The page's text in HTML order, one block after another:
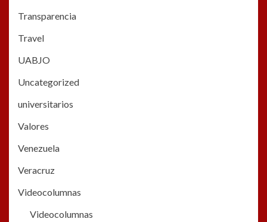
Transparencia
Travel
UABJO
Uncategorized
universitarios
Valores
Venezuela
Veracruz
Videocolumnas
Videocolumnas